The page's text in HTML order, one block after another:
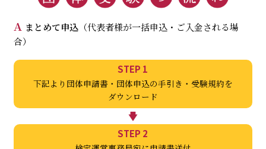
A まとめて申込 （代表者様が一括申込・ご入金される場
合）
STEP 1
下記より団体申請書・ 団体申込の手引き・受験規約を
ダウンロード
STEP 2